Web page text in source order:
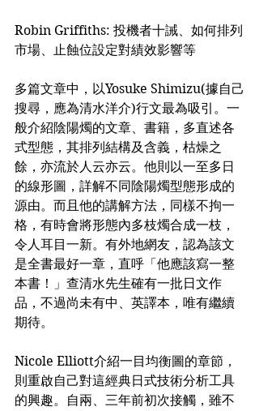
Robin Griffiths: 投機者十誡、如何排列
市場、止蝕位設定對績效影響等
多篇文章中，以Yosuke Shimizu(據自己
搜尋，應為清水洋介)行文最為吸引。一
般介紹陰陽燭的文章、書籍，多直述各
式型態，其排列結構及含義，枯燥之
餘，亦流於人云亦云。他則以一至多日
的線形圖，詳解不同陰陽燭型態形成的
源由。而且他的講解方法，同樣不拘一
格，有時會將形態內多枝燭合成一枝，
令人耳目一新。有外地網友，認為該文
是全書最好一章，直呼「他應該寫一整
本書！」查清水先生確有一批日文作
品，不過尚未有中、英譯本，唯有繼續
期待。
Nicole Elliott介紹一目均衡圖的章節，
則重啟自己對這經典日式技術分析工具
的興趣。自兩、三年前初次接觸，雖不